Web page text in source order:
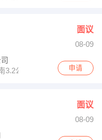
面议
08-09
3.2公里处
申请
面议
08-09